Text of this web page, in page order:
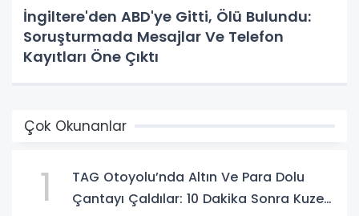
İngiltere'den ABD'ye Gitti, Ölü Bulundu:
Soruşturmada Mesajlar Ve Telefon
Kayıtları Öne Çıktı
Çok Okunanlar
1
TAG Otoyolu’nda Altın Ve Para Dolu
Çantayı Çaldılar: 10 Dakika Sonra Kuzeni